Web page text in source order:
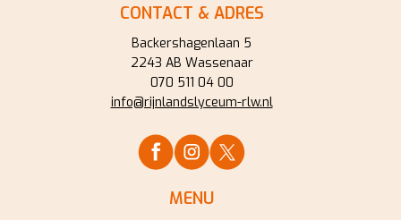
CONTACT & ADRES
Backershagenlaan 5
2243 AB Wassenaar
070 511 04 00
info@rijnlandslyceum-rlw.nl
MENU